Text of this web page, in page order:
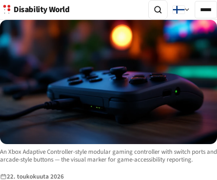
Disability World
Image description:
An Xbox Adaptive Controller-style modular gaming controller with switch ports and
arcade-style buttons — the visual marker for game-accessibility reporting.
22. toukokuuta 2026